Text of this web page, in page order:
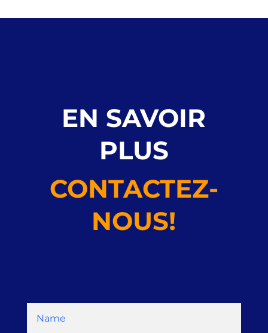
EN SAVOIR
PLUS
CONTACTEZ-
NOUS!